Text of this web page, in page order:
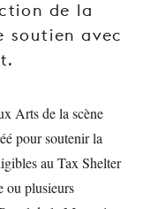
de la
soutien avec
Arts de la scène
pour soutenir la
au Tax Shelter
ou plusieurs